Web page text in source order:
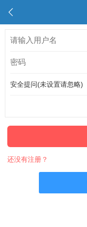
安全提问(未设置请忽略)
还没有注册？